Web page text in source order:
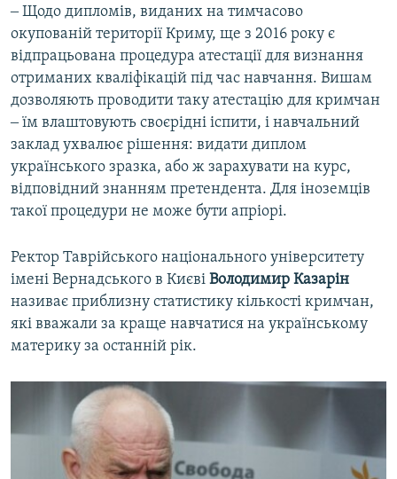
‒ Щодо дипломів, виданих на тимчасово
окупованій території Криму, ще з 2016 року є
відпрацьована процедура атестації для визнання
отриманих кваліфікацій під час навчання. Вишам
дозволяють проводити таку атестацію для кримчан
‒ їм влаштовують своєрідні іспити, і навчальний
заклад ухвалює рішення: видати диплом
українського зразка, або ж зарахувати на курс,
відповідний знанням претендента. Для іноземців
такої процедури не може бути апріорі.
Ректор Таврійського національного університету
імені Вернадського в Києві Володимир Казарін
називає приблизну статистику кількості кримчан,
які вважали за краще навчатися на українському
материку за останній рік.